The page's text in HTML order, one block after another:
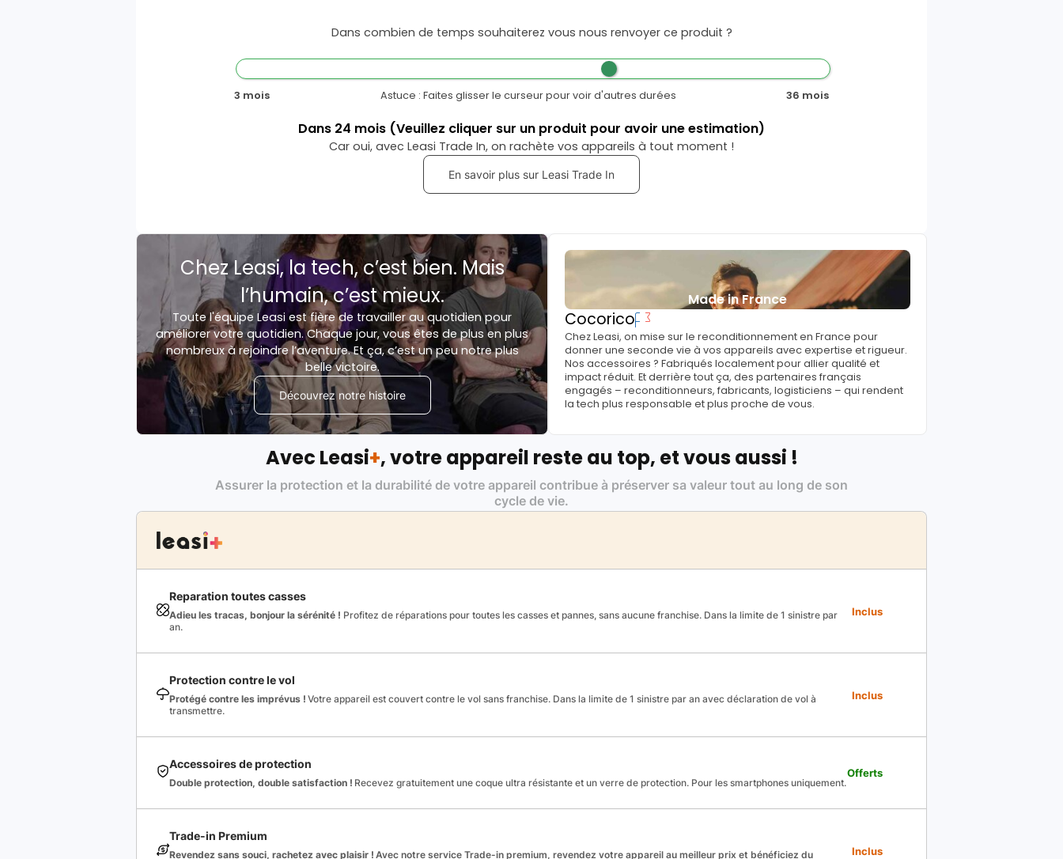
Dans combien de temps souhaiterez vous nous renvoyer ce produit ?
3 mois Astuce : Faites glisser le curseur pour voir d'autres durées 36 mois
Dans 24 mois (Veuillez cliquer sur un produit pour avoir une estimation)
Car oui, avec Leasi Trade In, on rachète vos appareils à tout moment !
En savoir plus sur Leasi Trade In
Chez Leasi, la tech, c’est bien. Mais
l’humain, c’est mieux.
Toute l'équipe Leasi est fière de travailler au quotidien pour
améliorer votre quotidien. Chaque jour, vous êtes de plus en plus
nombreux à rejoindre l’aventure. Et ça, c’est un peu notre plus
belle victoire.
Découvrez notre histoire
Made in France
Cocorico
Chez Leasi, on mise sur le reconditionnement en France pour
donner une seconde vie à vos appareils avec expertise et rigueur.
Nos accessoires ? Fabriqués localement pour allier qualité et
impact réduit. Et derrière tout ça, des partenaires français
engagés – reconditionneurs, fabricants, logisticiens – qui rendent
la tech plus responsable et plus proche de vous.
Avec Leasi+, votre appareil reste au top, et vous aussi !
Assurer la protection et la durabilité de votre appareil contribue à préserver sa valeur tout au long de son
cycle de vie.
Reparation toutes casses
Adieu les tracas, bonjour la sérénité ! Profitez de réparations pour toutes les casses et pannes, sans aucune franchise. Dans la limite de 1 sinistre par
an.
Inclus
Protection contre le vol
Protégé contre les imprévus ! Votre appareil est couvert contre le vol sans franchise. Dans la limite de 1 sinistre par an avec déclaration de vol à
transmettre.
Inclus
Accessoires de protection
Double protection, double satisfaction ! Recevez gratuitement une coque ultra résistante et un verre de protection. Pour les smartphones uniquement.
Offerts
Trade-in Premium
Revendez sans souci, rachetez avec plaisir ! Avec notre service Trade-in premium, revendez votre appareil au meilleur prix et bénéficiez du Inclus